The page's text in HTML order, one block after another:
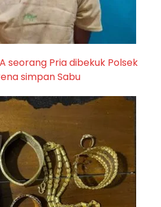
seorang Pria dibekuk Polsek
simpan Sabu